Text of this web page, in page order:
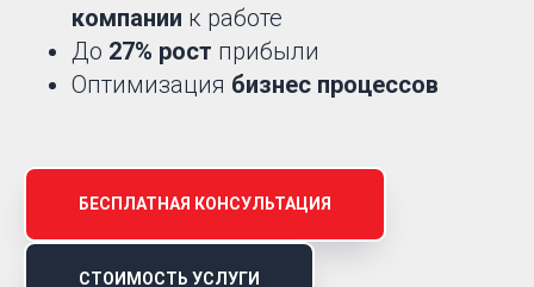
компании к работе
До 27% рост прибыли
Оптимизация бизнес процессов
БЕСПЛАТНАЯ КОНСУЛЬТАЦИЯ
СТОИМОСТЬ УСЛУГИ